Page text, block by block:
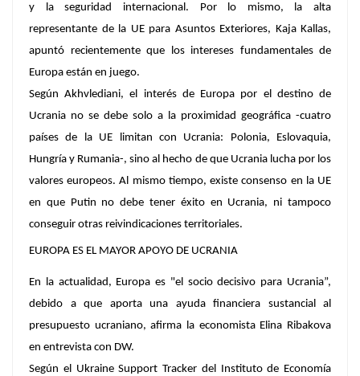
y la seguridad internacional. Por lo mismo, la alta
representante de la UE para Asuntos Exteriores, Kaja Kallas,
apuntó recientemente que los intereses fundamentales de
Europa están en juego.
Según Akhvlediani, el interés de Europa por el destino de
Ucrania no se debe solo a la proximidad geográfica -cuatro
países de la UE limitan con Ucrania: Polonia, Eslovaquia,
Hungría y Rumania-, sino al hecho de que Ucrania lucha por los
valores europeos. Al mismo tiempo, existe consenso en la UE
en que Putin no debe tener éxito en Ucrania, ni tampoco
conseguir otras reivindicaciones territoriales.
EUROPA ES EL MAYOR APOYO DE UCRANIA
En la actualidad, Europa es "el socio decisivo para Ucrania”,
debido a que aporta una ayuda financiera sustancial al
presupuesto ucraniano, afirma la economista Elina Ribakova
en entrevista con DW.
Según el Ukraine Support Tracker del Instituto de Economía